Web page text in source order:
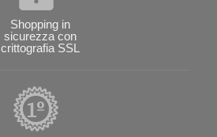
Shopping in
sicurezza con
crittografia SSL